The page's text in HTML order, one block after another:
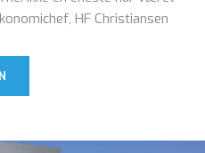
HF Christiansen